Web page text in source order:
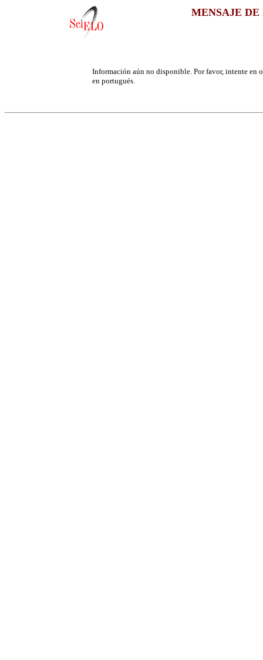
MENSAJE
Información aún no disponible. Por favor, intente en
en portugués.